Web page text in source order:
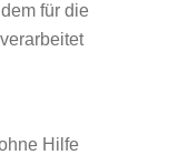
für die
Hilfe